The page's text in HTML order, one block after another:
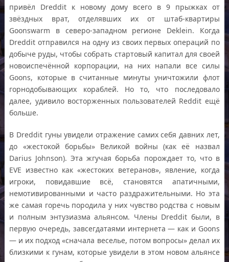
привёл Dreddit к новому дому всего в 9 прыжках от
звёздных врат, отделявших их от штаб-квартиры
Goonswarm в северо-западном регионе Deklein. Когда
Dreddit отправился на одну из своих первых операций по
добыче руды, чтобы собрать стартовый капитал для своей
новоиспечённой корпорации, на них напали все силы
Goons, которые в считанные минуты уничтожили флот
горнодобывающих кораблей. Но то, что последовало
далее, удивило восторженных пользователей Reddit ещё
больше.
В Dreddit гуны увидели отражение самих себя давних лет,
до «жестокой борьбы» Великой войны (как её назвал
Darius Johnson). Эта жгучая борьба порождает то, что в
EVE известно как «жестоких ветеранов», явление, когда
игроки, повидавшие всё, становятся апатичными,
немотивированными и часто раздражительными. Но эта
же самая горечь породила у них чувство родства с новым
и полным энтузиазма альянсом. Члены Dreddit были, в
первую очередь, завсегдатаями интернета — как и Goons
— и их подход «сначала веселье, потом вопросы» делал их
близкими к гунам, которые увидели в этом новом альянсе